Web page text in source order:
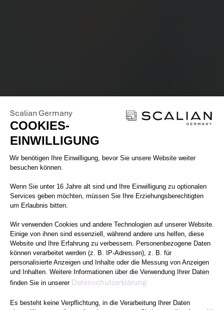
Scalian Germany
COOKIES-
EINWILLIGUNG
Einwilligungsmanagementplattform:
Wir benötigen Ihre Einwilligung, bevor Sie unsere Website weiter
besuchen können.
Wenn Sie unter 16 Jahre alt sind und Ihre Einwilligung zu optionalen
Services geben möchten, müssen Sie Ihre Erziehungsberechtigten
um Erlaubnis bitten.
Wir verwenden Cookies und andere Technologien auf unserer Website.
Einige von ihnen sind essenziell, während andere uns helfen, diese
Website und Ihre Erfahrung zu verbessern. Personenbezogene Daten
können verarbeitet werden (z. B. IP-Adressen), z. B. für
personalisierte Anzeigen und Inhalte oder die Messung von Anzeigen
und Inhalten. Weitere Informationen über die Verwendung Ihrer Daten
finden Sie in unserer Datenschutzerklärung
Es besteht keine Verpflichtung, in die Verarbeitung Ihrer Daten
Axeptio consent